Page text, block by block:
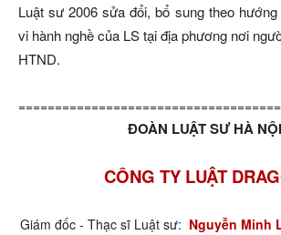
Luật sư 2006 sửa đổi, bổ sung theo
vi hành nghề của LS tại địa phương nơi
HTND.
ĐOÀN LUẬT SƯ HÀ NỘI
CÔNG TY LUẬT
Giám đốc - Thạc sĩ Luật sư: Nguyễn Minh